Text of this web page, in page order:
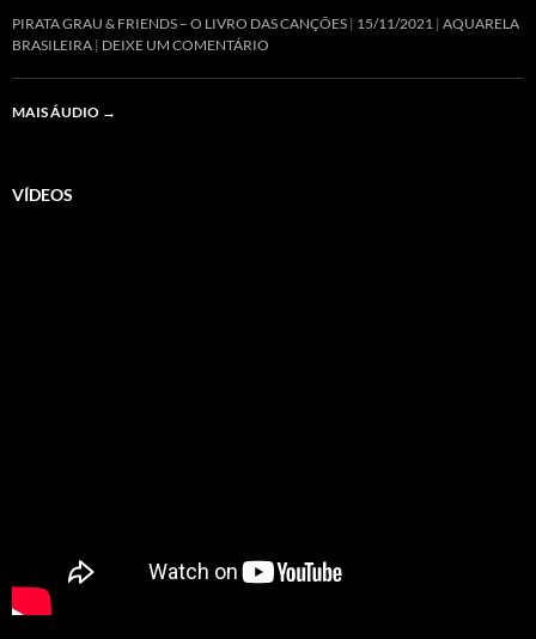
c
e
o
k
i
t
e
n
k
e
d
n
a
t
A
PIRATA GRAU & FRIENDS – O LIVRO DAS CANÇÕES 15/11/2021 AQUARELA
BRASILEIRA DEIXE UM COMENTÁRIO
MAIS ÁUDIO →
VÍDEOS